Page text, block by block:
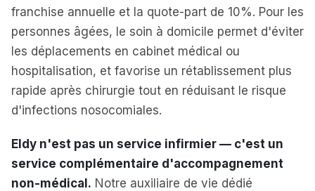
franchise annuelle et la quote-part de 10%. Pour les
personnes âgées, le soin à domicile permet d'éviter
les déplacements en cabinet médical ou
hospitalisation, et favorise un rétablissement plus
rapide après chirurgie tout en réduisant le risque
d'infections nosocomiales.
Eldy n'est pas un service infirmier — c'est un
service complémentaire d'accompagnement
non-médical. Notre auxiliaire de vie dédié